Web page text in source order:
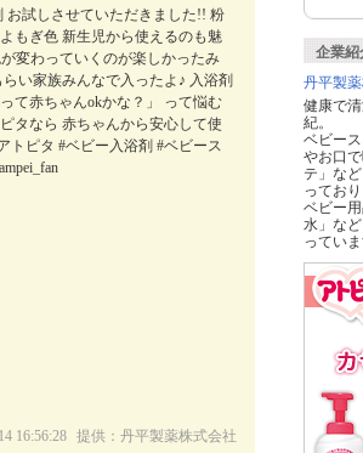
お試しさせていただきました!! 粉
もぎ色 新生児から使えるのも魅
変わっていくのが楽しかったみ
い家族みんなで入ったよ♪ 入浴剤
て赤ちゃんokかな？」 って悩む
タなら 赤ちゃんから安心して使
トピタ #ベビー入浴剤 #ベビース
16:56:28 提供：丹平製薬株式会社
企業紹
丹平製
健康で
紀。
ベビー
やお口
テ」な
っており
ベビー
水」な
っていま